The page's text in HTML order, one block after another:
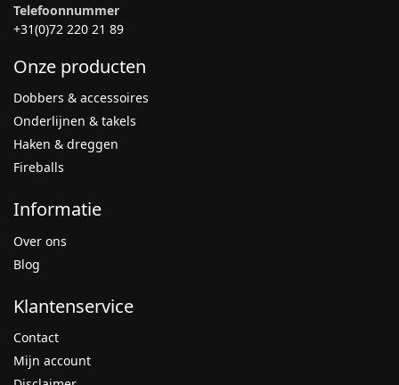
Telefoonnummer
+31(0)72 220 21 89
Onze producten
Dobbers & accessoires
Onderlijnen & takels
Haken & dreggen
Fireballs
Informatie
Over ons
Blog
Klantenservice
Contact
Mijn account